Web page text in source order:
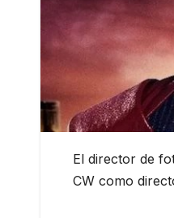
El director de
CW como